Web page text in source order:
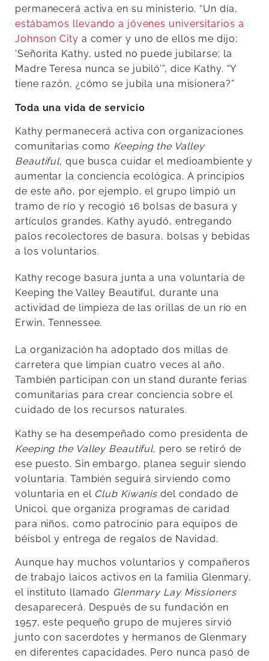
permanecerá activa en su ministerio. “Un día,
estábamos llevando a jóvenes universitarios a
Johnson City a comer y uno de ellos me dijo:
‘Señorita Kathy, usted no puede jubilarse; la
Madre Teresa nunca se jubiló’”, dice Kathy. “Y
tiene razón, ¿cómo se jubila una misionera?”
Toda una vida de servicio
Kathy permanecerá activa con organizaciones
comunitarias como Keeping the Valley
Beautiful, que busca cuidar el medioambiente y
aumentar la conciencia ecológica. A principios
de este año, por ejemplo, el grupo limpió un
tramo de río y recogió 16 bolsas de basura y
artículos grandes. Kathy ayudó, entregando
palos recolectores de basura, bolsas y bebidas
a los voluntarios.
Kathy recoge basura junta a una voluntaria de
Keeping the Valley Beautiful, durante una
actividad de limpieza de las orillas de un río en
Erwin, Tennessee.
La organización ha adoptado dos millas de
carretera que limpian cuatro veces al año.
También participan con un stand durante ferias
comunitarias para crear conciencia sobre el
cuidado de los recursos naturales.
Kathy se ha desempeñado como presidenta de
Keeping the Valley Beautiful, pero se retiró de
ese puesto. Sin embargo, planea seguir siendo
voluntaria. También seguirá sirviendo como
voluntaria en el Club Kiwanis del condado de
Unicoi, que organiza programas de caridad
para niños, como patrocinio para equipos de
béisbol y entrega de regalos de Navidad.
Aunque hay muchos voluntarios y compañeros
de trabajo laicos activos en la familia Glenmary,
el instituto llamado Glenmary Lay Missioners
desaparecerá. Después de su fundación en
1957, este pequeño grupo de mujeres sirvió
junto con sacerdotes y hermanos de Glenmary
en diferentes capacidades. Pero nunca pasó de